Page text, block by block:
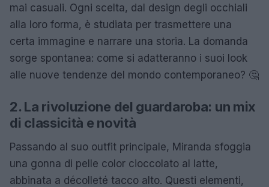
mai casuali. Ogni scelta, dal design degli occhiali
alla loro forma, è studiata per trasmettere una
certa immagine e narrare una storia. La domanda
sorge spontanea: come si adatteranno i suoi look
alle nuove tendenze del mondo contemporaneo? 🤔
2. La rivoluzione del guardaroba: un mix
di classicità e novità
Passando al suo outfit principale, Miranda sfoggia
una gonna di pelle color cioccolato al latte,
abbinata a décolleté tacco alto. Questi elementi,